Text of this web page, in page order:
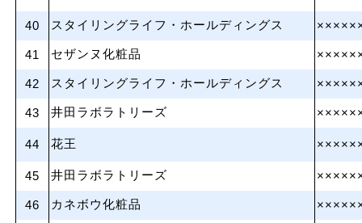
40 スタイリングライフ・ホールディングス
41 セザンヌ化粧品
42 スタイリングライフ・ホールディングス
43 井田ラボラトリーズ
44 花王
45 井田ラボラトリーズ
46 カネボウ化粧品